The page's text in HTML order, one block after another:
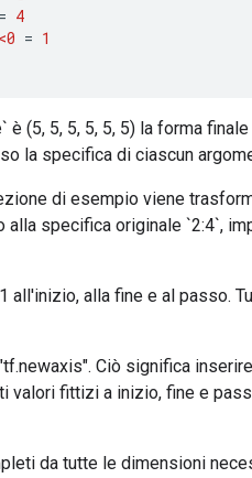
= 4
= 1
(5, 5, 5, 5, 5, 5) la forma
la specifica di ciascun
di esempio viene
specifica originale `2:4`,
all'inizio, alla fine e al passo.
Ciò significa
valori fittizi a inizio, fine e
da tutte le dimensioni